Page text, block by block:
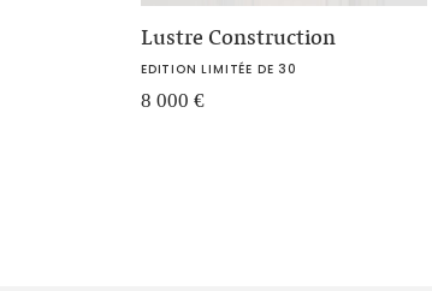
Lustre Construction
EDITION LIMITÉE DE 30
8 000 €